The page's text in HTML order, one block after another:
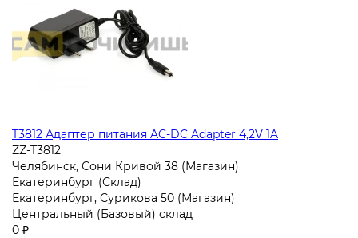
T3812 Адаптер питания AC-DC Adapter 4,2V 1A
ZZ-T3812
Челябинск, Сони Кривой 38 (Магазин)
Екатеринбург (Склад)
Екатеринбург, Сурикова 50 (Магазин)
Центральный (Базовый) склад
0 ₽